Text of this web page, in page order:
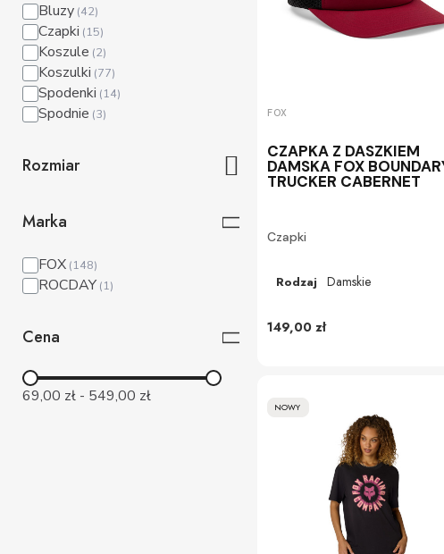
Bluzy
Czapki
Koszule
Koszulki
Spodenki
Spodnie
Rozmiar
Marka
FOX
ROCDAY
Cena
69,00 zł - 549,00 zł
FOX
CZAPKA Z DASZKIEM
DAMSKA FOX
TRUCKER CABERNET
Czapki
Rodzaj Damskie
149,00 zł
NOWY